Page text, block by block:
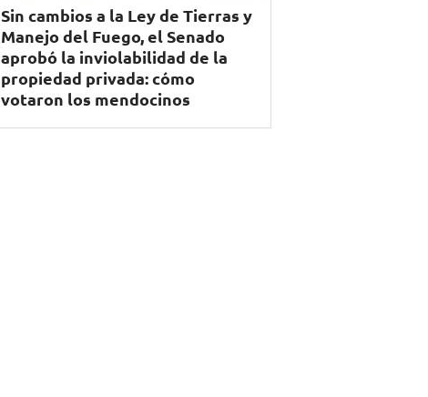
Sin cambios a la Ley de Tierras y
Manejo del Fuego, el Senado
aprobó la inviolabilidad de la
propiedad privada: cómo
votaron los mendocinos